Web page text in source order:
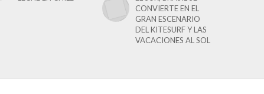
CONVIERTE EN EL
GRAN ESCENARIO
DEL KITESURF Y LAS
VACACIONES AL SOL